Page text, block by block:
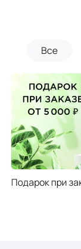
Все
Подарок при